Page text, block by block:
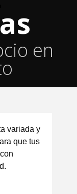
en
variada y
que tus